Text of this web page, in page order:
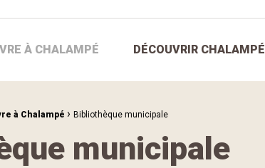
À CHALAMPÉ DÉCOUVRIR CHALAMPÉ
à Chalampé › Bibliothèque municipale
municipale